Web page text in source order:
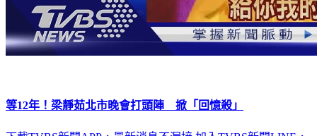
等12年！梁靜茹北市晚會打頭陣 掀「回憶殺」